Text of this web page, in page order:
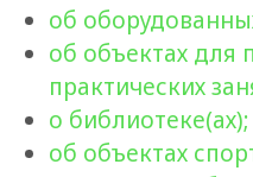
об
об объектах для
практических
о библиотеке(ах);
об объектах